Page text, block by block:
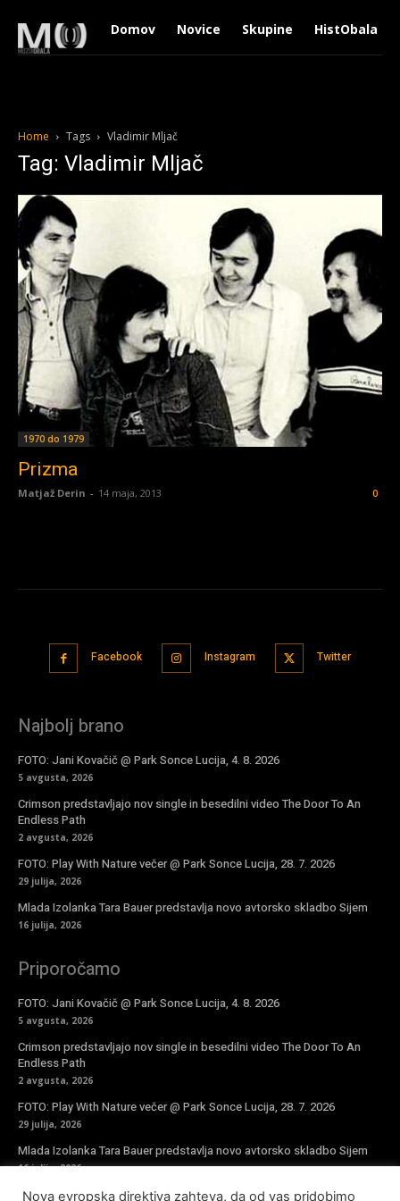
Domov Novice Skupine HistObala
Home Tags Vladimir Mljač
Tag: Vladimir Mljač
1970 do 1979
Prizma
Matjaž Derin - 14 maja, 2013 0
Facebook Instagram Twitter
Najbolj brano
FOTO: Jani Kovačič @ Park Sonce Lucija, 4. 8. 2026
5 avgusta, 2026
Crimson predstavljajo nov single in besedilni video The Door To An
Endless Path
2 avgusta, 2026
FOTO: Play With Nature večer @ Park Sonce Lucija, 28. 7. 2026
29 julija, 2026
Mlada Izolanka Tara Bauer predstavlja novo avtorsko skladbo Sijem
16 julija, 2026
Priporočamo
FOTO: Jani Kovačič @ Park Sonce Lucija, 4. 8. 2026
5 avgusta, 2026
Crimson predstavljajo nov single in besedilni video The Door To An
Endless Path
2 avgusta, 2026
FOTO: Play With Nature večer @ Park Sonce Lucija, 28. 7. 2026
29 julija, 2026
Mlada Izolanka Tara Bauer predstavlja novo avtorsko skladbo Sijem
16 julija, 2026
Nova evropska direktiva zahteva, da od vas pridobimo